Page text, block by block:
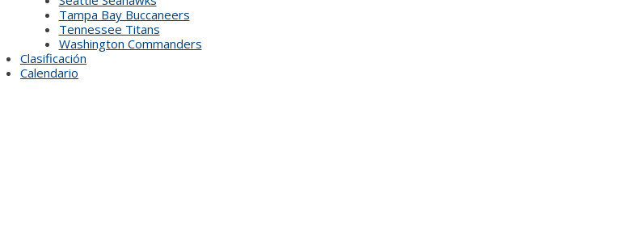
Tampa Bay Buccaneers
Tennessee Titans
Washington Commanders
Clasificación
Calendario